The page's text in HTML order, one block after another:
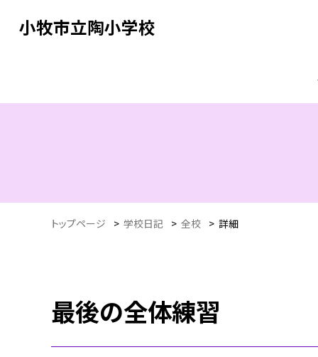
小牧市立陶小学校
トップページ > 学校日記 > 全校 > 詳細
最後の全体練習